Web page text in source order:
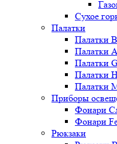
Сухое
Палатки
Палатки
Палатки
Палатки
Палатки
Палатки
Приборы
Фонари
Фонари
Рюкзаки